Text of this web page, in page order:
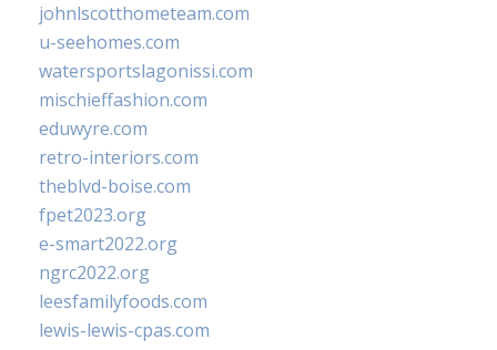
johnlscotthometeam.com
u-seehomes.com
watersportslagonissi.com
mischieffashion.com
eduwyre.com
retro-interiors.com
theblvd-boise.com
fpet2023.org
e-smart2022.org
ngrc2022.org
leesfamilyfoods.com
lewis-lewis-cpas.com